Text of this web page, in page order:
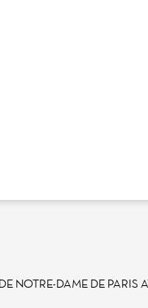
NOTRE-DAME DE PARIS